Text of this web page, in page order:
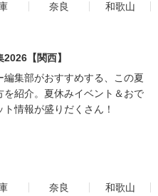
奈良
和歌山
【関西】
編集部がおすすめする、この夏
を紹介。夏休みイベント＆おで
ト情報が盛りだくさん！
奈良
和歌山